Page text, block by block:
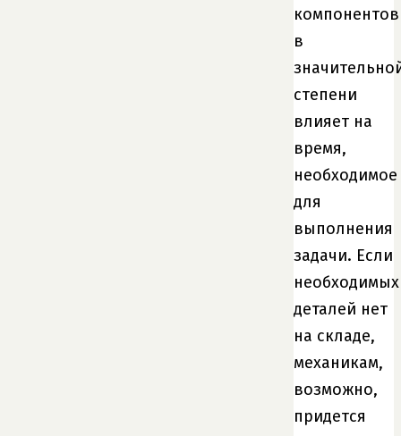
компонентов
в
степени
влияет на
время,
необходимое
для
выполнения
задачи. Если
необходимых
деталей нет
на складе,
механикам,
возможно,
придется